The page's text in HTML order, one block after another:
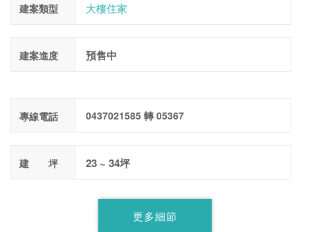
建案類型 大樓住家
建案進度 預售中
專線電話 0437021585 轉 05367
建 坪 23 ~ 34坪
更多細節